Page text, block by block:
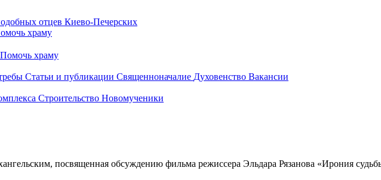
храму
Помочь храму
Статьи и публикации Священноначалие Духовенство Вакансии
Строительство Новомученики
посвященная обсуждению фильма режиссера Эльдара Рязанова «Ирония